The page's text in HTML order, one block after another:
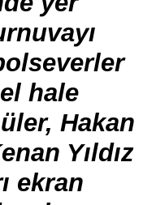
hale
Hakan
Yıldız
ekran